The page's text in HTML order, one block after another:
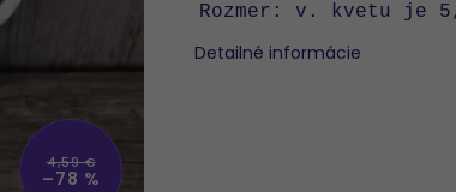
4,59 €
–78 %
Rozmer: v. kvetu je
Detailné informácie